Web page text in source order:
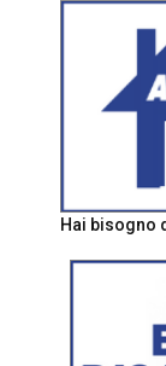
Hai bisogno